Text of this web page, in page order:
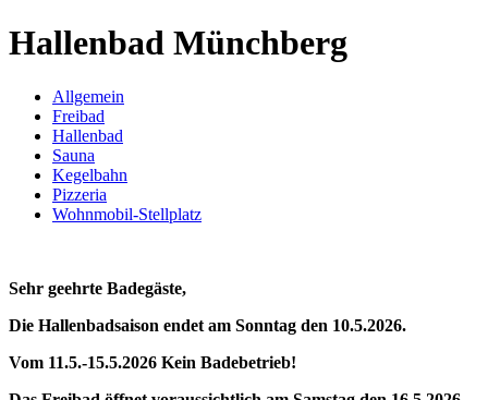
Hallenbad Münchberg
Allgemein
Freibad
Hallenbad
Sauna
Kegelbahn
Pizzeria
Wohnmobil-Stellplatz
Sehr geehrte Badegäste,
Die Hallenbadsaison endet am Sonntag den 10.5.2026.
Vom 11.5.-15.5.2026 Kein Badebetrieb!